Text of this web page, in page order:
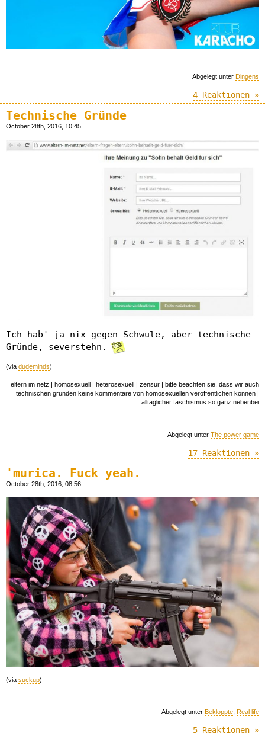
Abgelegt unter Dingens
4 Reaktionen »
Technische Gründe
October 28th, 2016, 10:45
Ich hab' ja nix gegen Schwule, aber technische
Gründe, severstehn.
(via dudeminds)
eltern im netz | homosexuell | heterosexuell | zensur | bitte beachten sie, dass wir auch
technischen gründen keine kommentare von homosexuellen veröffentlichen können |
alltäglicher faschismus so ganz nebenbei
Abgelegt unter The power game
17 Reaktionen »
'murica. Fuck yeah.
October 28th, 2016, 08:56
(via suckup)
Abgelegt unter Bekloppte Real life
5 Reaktionen »